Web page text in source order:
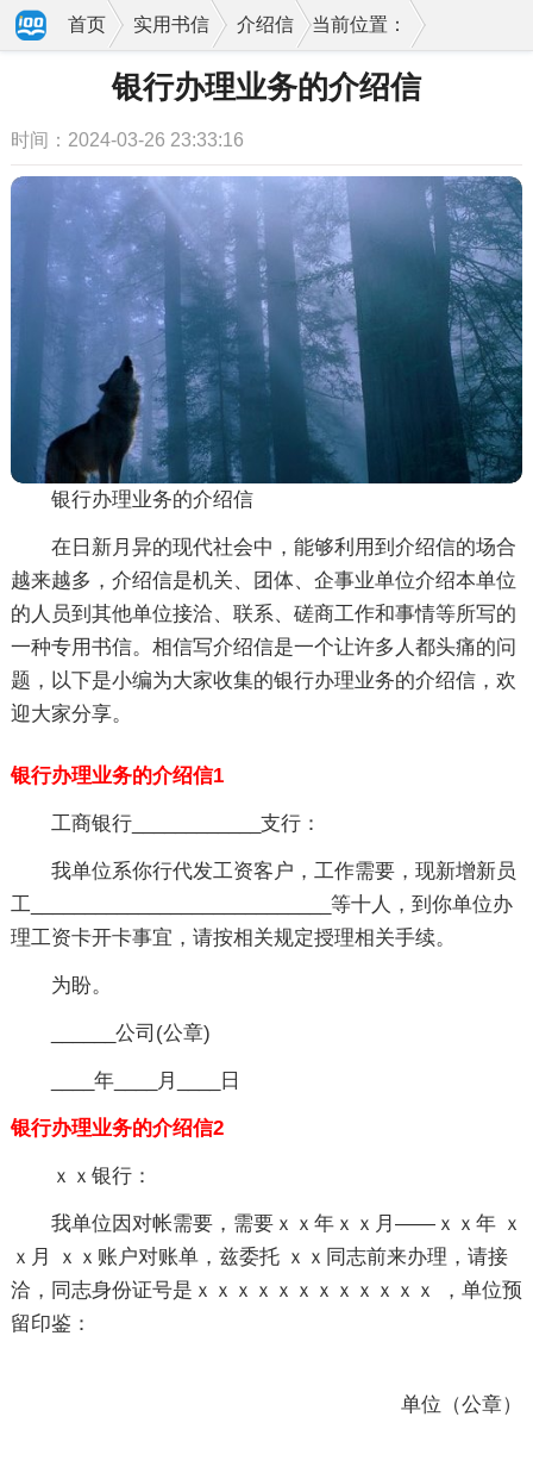
当前位置：
首页 实用书信 介绍信
银行办理业务的介绍信
时间：2024-03-26 23:33:16
银行办理业务的介绍信
在日新月异的现代社会中，能够利用到介绍信的场合
越来越多，介绍信是机关、团体、企事业单位介绍本单位
的人员到其他单位接洽、联系、磋商工作和事情等所写的
一种专用书信。相信写介绍信是一个让许多人都头痛的问
题，以下是小编为大家收集的银行办理业务的介绍信，欢
迎大家分享。
银行办理业务的介绍信1
工商银行____________支行：
我单位系你行代发工资客户，工作需要，现新增新员
工____________________________等十人，到你单位办
理工资卡开卡事宜，请按相关规定授理相关手续。
为盼。
______公司(公章)
____年____月____日
银行办理业务的介绍信2
ｘｘ银行：
我单位因对帐需要，需要ｘｘ年ｘｘ月——ｘｘ年 ｘ
ｘ月 ｘｘ账户对账单，兹委托 ｘｘ同志前来办理，请接
洽，同志身份证号是ｘｘｘｘｘｘｘｘｘｘｘｘ ，单位预
留印鉴：
单位（公章）